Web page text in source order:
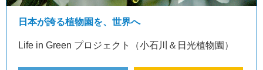
日本が誇る植物園を、世界へ
Life in Green プロジェクト（小石川＆日光植物園）